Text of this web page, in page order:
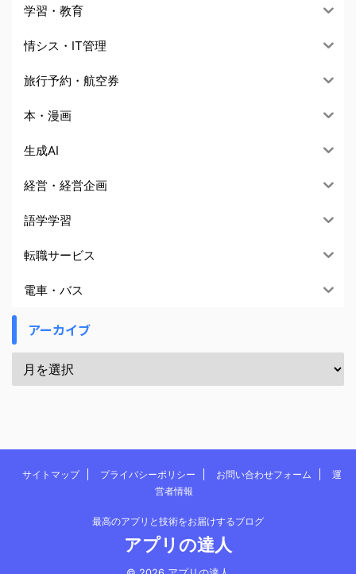
学習・教育
情シス・IT管理
旅行予約・航空券
本・漫画
生成AI
経営・経営企画
語学学習
転職サービス
電車・バス
アーカイブ
サイトマップ プライバシーポリシー お問い合わせフォーム
運
営者情報
最高のアプリと技術をお届けするブログ
アプリの達人